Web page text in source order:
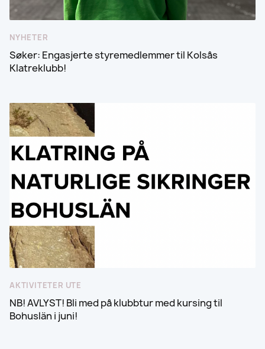
NYHETER
Søker: Engasjerte styremedlemmer til Kolsås
Klatreklubb!
AKTIVITETER UTE
NB! AVLYST! Bli med på klubbtur med kursing til
Bohuslän i juni!